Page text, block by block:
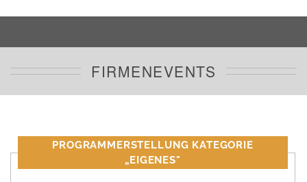
FIRMENEVENTS
PROGRAMMERSTELLUNG KATEGORIE
„EIGENES"